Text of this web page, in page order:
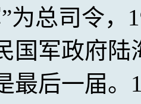
为总司令，
国军政府陆
最后一届。